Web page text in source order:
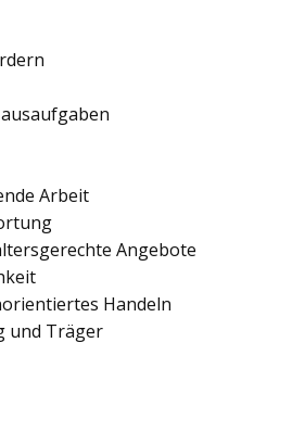
Arbeit
Angebote
Handeln
und Träger